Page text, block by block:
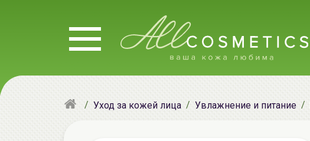
Уход за кожей лица Увлажнение и питание